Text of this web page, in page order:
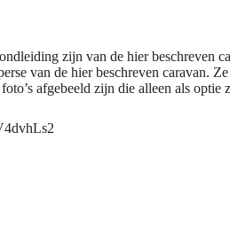
zijn van de hier beschreven
van de hier beschreven caravan.
afgebeeld zijn die alleen als optie